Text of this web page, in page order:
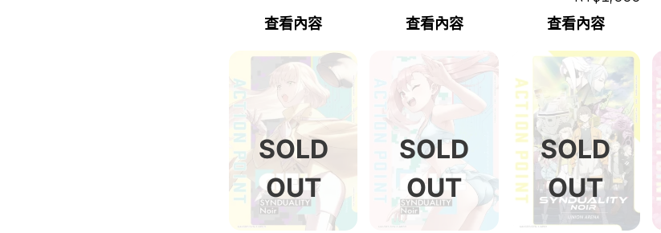
查看內容 查看內容 查看內容
SOLD
OUT
SOLD
OUT
SOLD
OUT